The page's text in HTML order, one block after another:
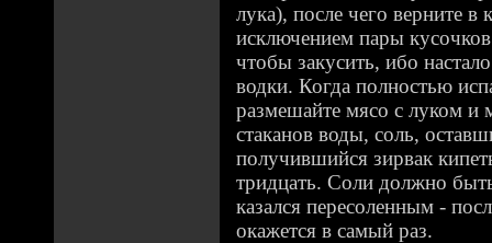
лука), после чего верните в
исключением пары
чтобы закусить, ибо
водки. Когда полностью
размешайте мясо с луком и
стаканов воды, соль,
получившийся зирвак
тридцать. Соли должно
казался пересоленным -
окажется в самый раз.